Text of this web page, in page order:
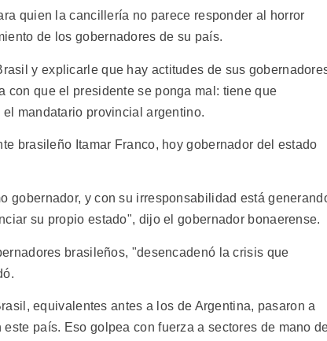
quien la cancillería no parece responder al horror
de los gobernadores de su país.
y explicarle que hay actitudes de sus
con que el presidente se ponga mal: tiene que
mandatario provincial argentino.
brasileño Itamar Franco, hoy gobernador del estado
gobernador, y con su irresponsabilidad está
su propio estado", dijo el gobernador bonaerense.
brasileños, "desencadenó la crisis que
equivalentes antes a los de Argentina, pasaron a
país. Eso golpea con fuerza a sectores de mano